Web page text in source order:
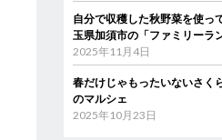
自分で収穫した秋野菜を使
玉県加須市の「ファミリーラ
2025年11月4日
春だけじゃもったいないさく
のマルシェ
2025年10月23日